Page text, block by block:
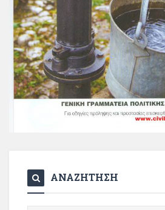
ΑΝΑΖΗΤΗΣΗ